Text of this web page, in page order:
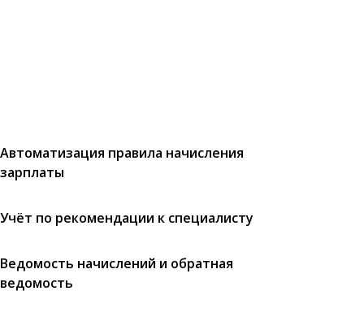
Автоматизация правила начисления
зарплаты
Учёт по рекомендации к специалисту
Ведомость начислений и обратная
ведомость